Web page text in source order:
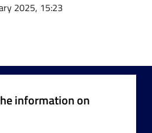
2025, 15:23
information on